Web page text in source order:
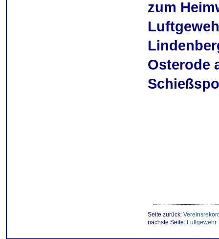
zum
Osterode
Seite zurück:
nächste Seite: Luftgewehr